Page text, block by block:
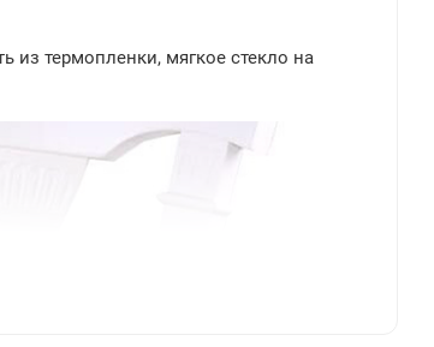
из термопленки, мягкое стекло на